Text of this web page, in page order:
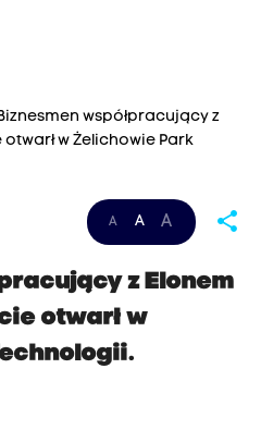
współpracujący z
w Żelichowie Park
A A A share
z Elonem
otwarł w